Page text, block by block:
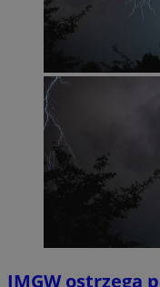
IMGW ostrzega